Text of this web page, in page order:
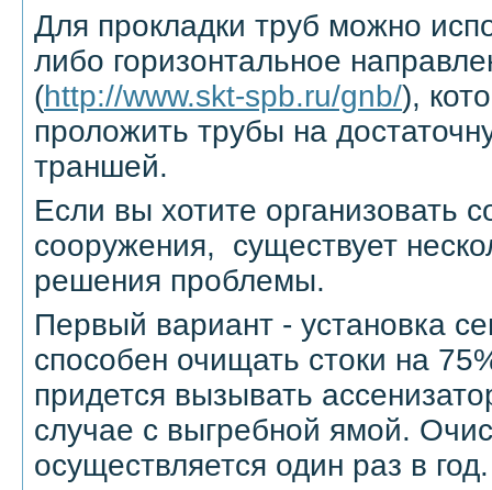
Для прокладки труб можно
либо горизонтальное
(http://www.skt-spb.ru/gnb/),
проложить трубы на
траншей.
Если вы хотите организовать
сооружения, существует
решения проблемы.
Первый вариант - установка
способен очищать стоки на
придется вызывать
случае с выгребной ямой.
осуществляется один раз в год.